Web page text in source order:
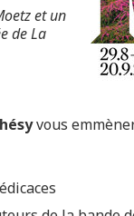
et un
de La
vous